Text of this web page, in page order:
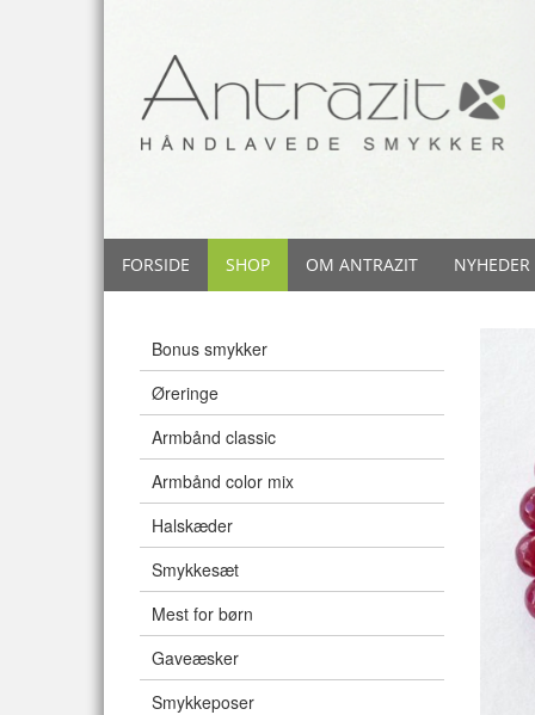
FORSIDE SHOP OM ANTRAZIT NYHEDER
Bonus smykker
Øreringe
Armbånd classic
Armbånd color mix
Halskæder
Smykkesæt
Mest for børn
Gaveæsker
Smykkeposer